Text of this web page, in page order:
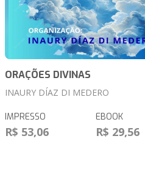
ORAÇÕES DIVINAS
INAURY DÍAZ DI MEDERO
IMPRESSO
R$ 53,06
EBOOK
R$ 29,56